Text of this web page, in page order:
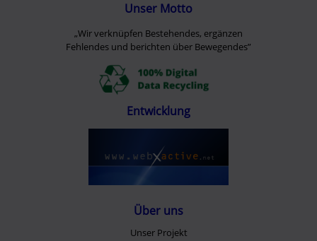
Unser Motto
„Wir verknüpfen Bestehendes, ergänzen
Fehlendes und berichten über Bewegendes”
Entwicklung
Über uns
Unser Projekt